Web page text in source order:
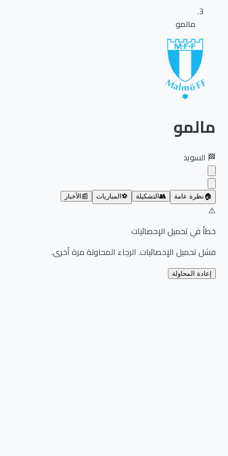
مالمو
مالمو
السويد
نظرة عامة 👥 التشكيلة ⚽ المباريات 📰 الأخبار
خطأ في تحميل الإحصائيات
فشل تحميل الإحصائيات. الرجاء المحاولة مرة أخرى.
إعادة المحاولة